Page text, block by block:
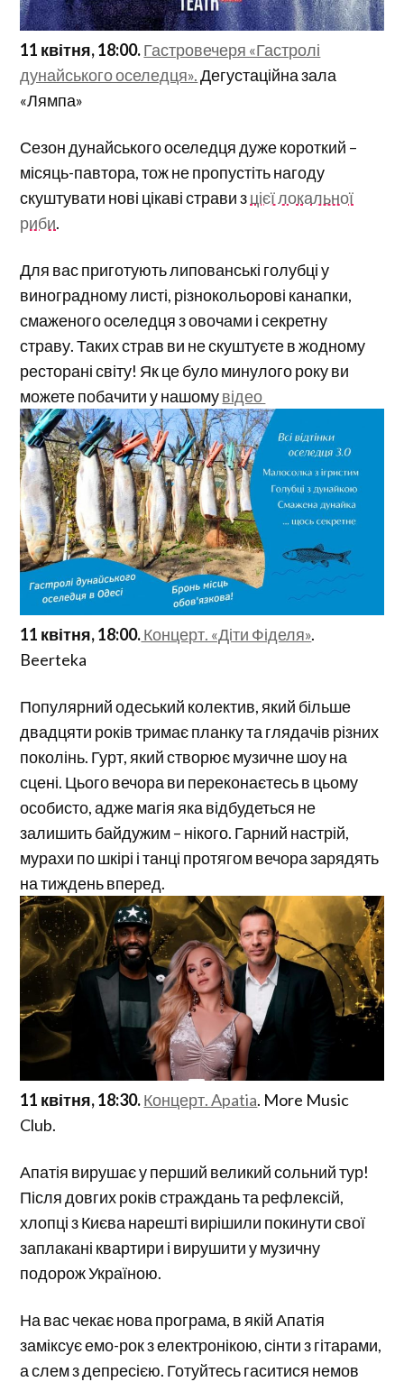
11 квітня, 18:00.Гастровечеря «Гастролі
дунайського оселедця».Дегустаційна зала
«Лямпа»
Сезон дунайського оселедця дуже короткий –
місяць-павтора, тож не пропустіть нагоду
скуштувати нові цікаві страви зцієї локальної
риби.
Для вас приготують липованські голубці у
виноградному листі, різнокольорові канапки,
смаженого оселедця з овочами і секретну
страву. Таких страв ви не скуштуєте в жодному
ресторані світу! Як це було минулого року ви
можете побачити у нашомувідео
11 квітня, 18:00.Концерт. «Діти Фіделя».
Beerteka
Популярний одеський колектив, який більше
двадцяти років тримає планку та глядачів різних
поколінь. Гурт, який створює музичне шоу на
сцені. Цього вечора ви переконаєтесь в цьому
особисто, адже магія яка відбудеться не
залишить байдужим – нікого. Гарний настрій,
мурахи по шкірі і танці протягом вечора зарядять
на тиждень вперед.
11 квітня, 18:30.Концерт. Apatia. More Music
Club.
Апатія вирушає у перший великий сольний тур!
Після довгих років страждань та рефлексій,
хлопці з Києва нарешті вирішили покинути свої
заплакані квартири і вирушити у музичну
подорож Україною.
На вас чекає нова програма, в якій Апатія
заміксує емо-рок з електронікою, сінти з гітарами,
а слем з депресією. Готуйтесь гаситися немов